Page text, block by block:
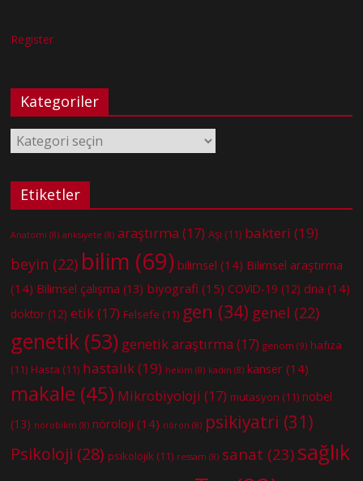
Register
Kategoriler
Kategoriler
Etiketler
Anatomi (8) anksiyete (8) araştırma (17) Aşı (11) bakteri (19)
beyin (22) bilim (69) bilimsel (14) Bilimsel araştırma
(14) Bilimsel çalışma (13) biyografi (15) COVID-19 (12) dna (14)
doktor (12) etik(17) Felsefe (11) gen (34) genel (22)
genetik (53) genetik araştırma (17) genom (9) hafıza
(11) Hasta (11) hastalık(19) hekim (8) kadın (8) kanser (14)
makale (45) Mikrobiyoloji (17) mutasyon (11) nobel
(13) nörobilim (8) nöroloji (14) nöron (8) psikiyatri (31)
Psikoloji (28) psikolojik (11) ressam (8) sanat (23) sağlık